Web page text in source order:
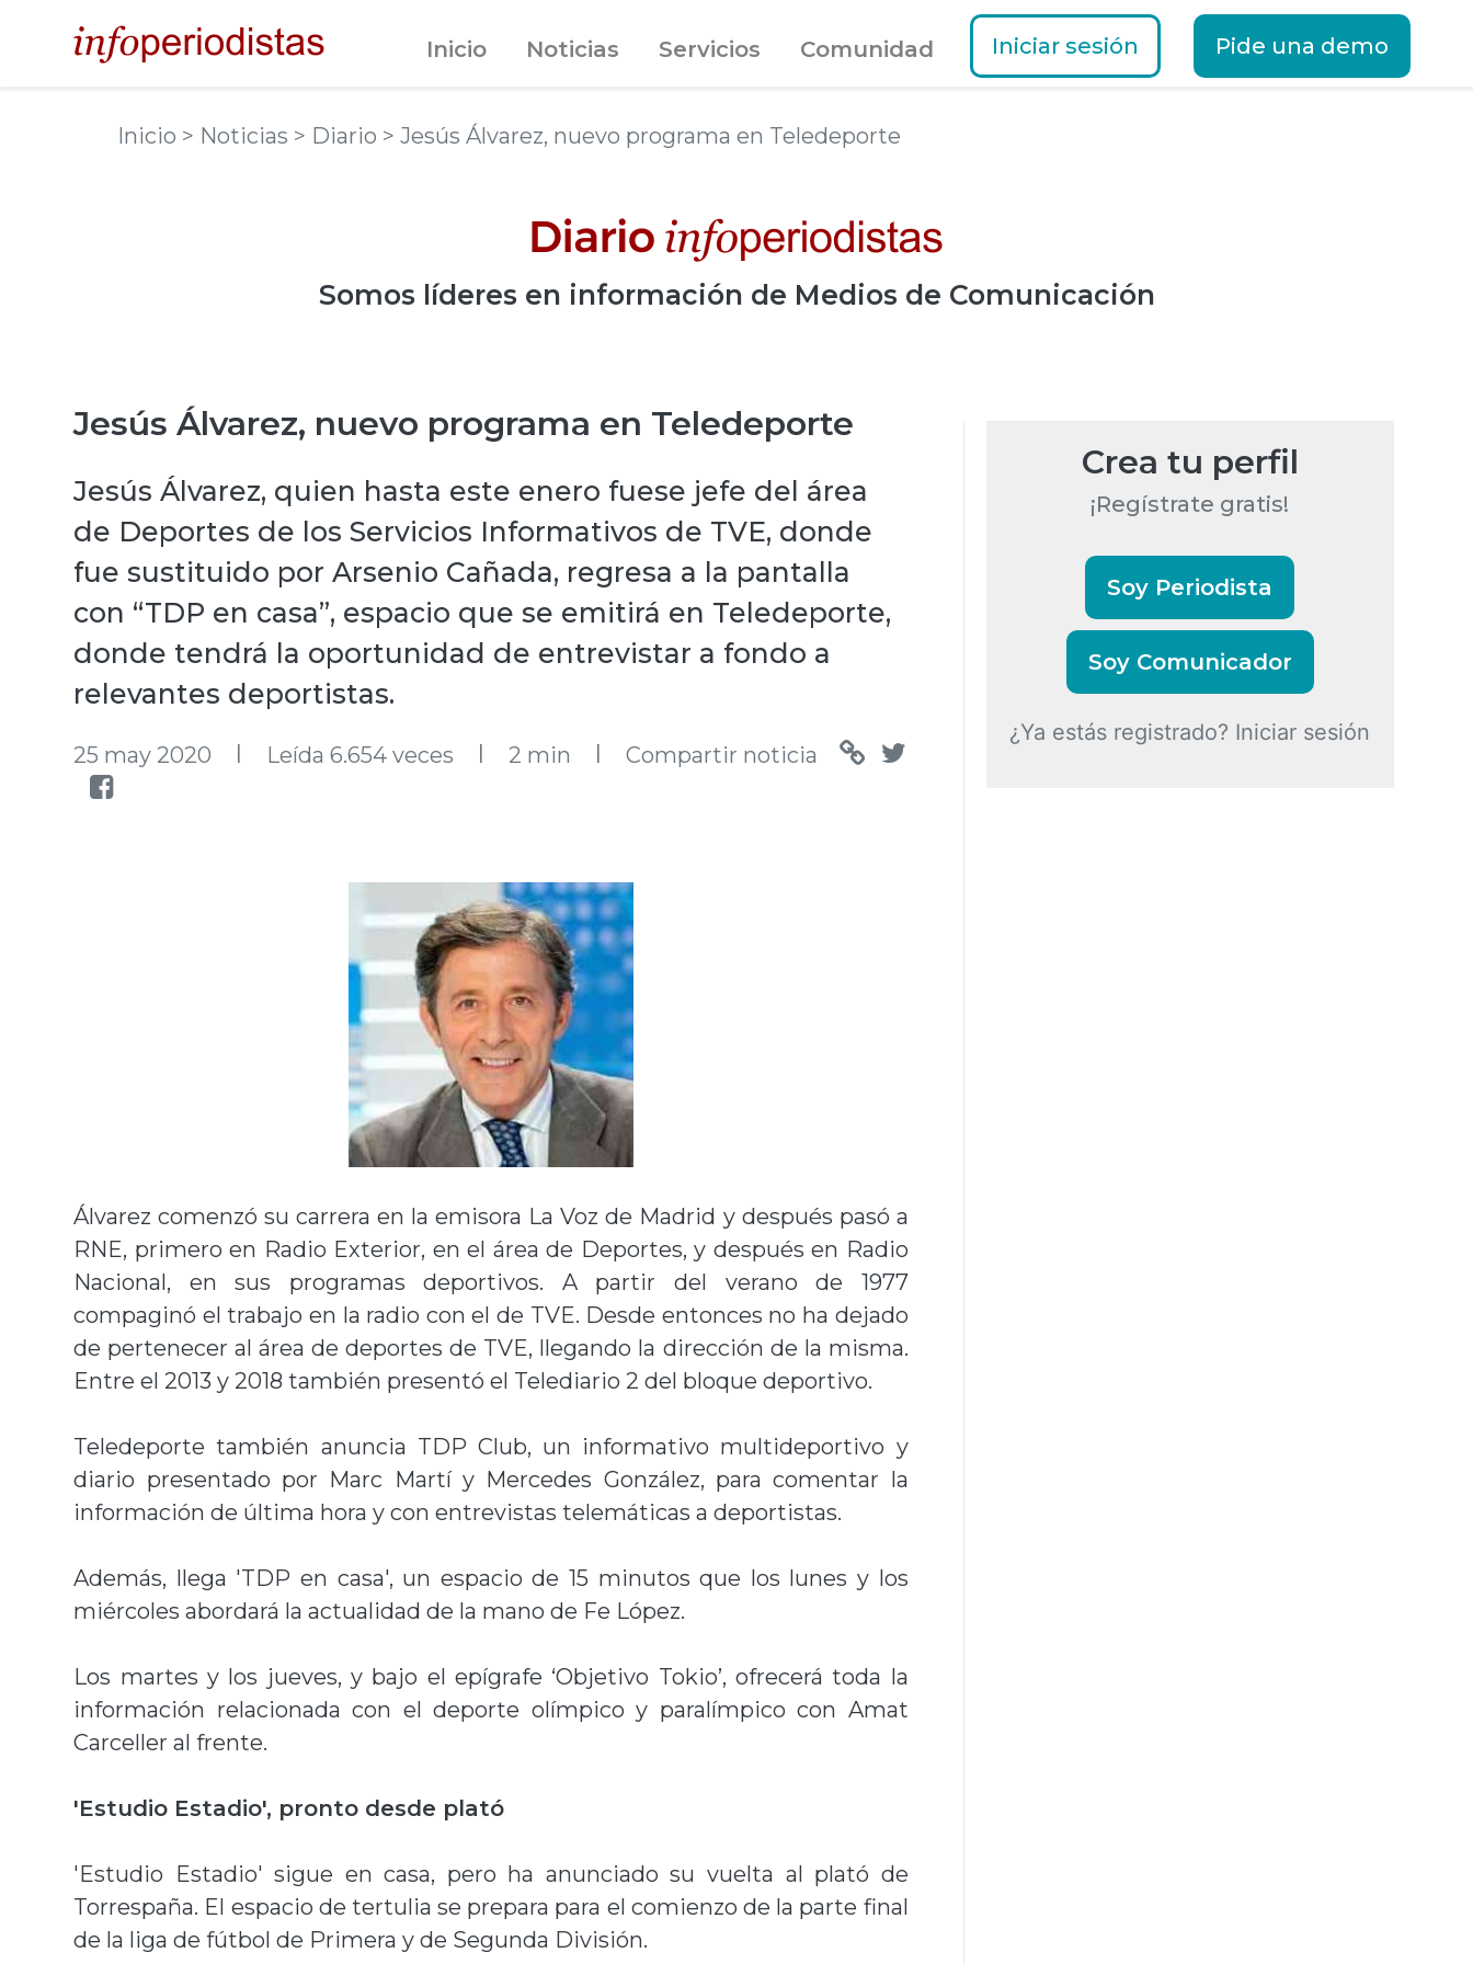
Inicio Noticias Servicios Comunidad Iniciar sesión Pide una demo
Inicio > Noticias > Diario > Jesús Álvarez, nuevo programa en Teledeporte
Somos líderes en información de Medios de Comunicación
Jesús Álvarez, nuevo programa en Teledeporte
Jesús Álvarez, quien hasta este enero fuese jefe del área
de Deportes de los Servicios Informativos de TVE, donde
fue sustituido por Arsenio Cañada, regresa a la pantalla
con “TDP en casa”, espacio que se emitirá en Teledeporte,
donde tendrá la oportunidad de entrevistar a fondo a
relevantes deportistas.
25 may 2020 Leída 6.654 veces 2 min Compartir noticia
Álvarez comenzó su carrera en la emisora La Voz de Madrid y después pasó a
RNE, primero en Radio Exterior, en el área de Deportes, y después en Radio
Nacional, en sus programas deportivos. A partir del verano de 1977
compaginó el trabajo en la radio con el de TVE. Desde entonces no ha dejado
de pertenecer al área de deportes de TVE, llegando la dirección de la misma.
Entre el 2013 y 2018 también presentó el Telediario 2 del bloque deportivo.
Teledeporte también anuncia TDP Club, un informativo multideportivo y
diario presentado por Marc Martí y Mercedes González, para comentar la
información de última hora y con entrevistas telemáticas a deportistas.
Además, llega 'TDP en casa', un espacio de 15 minutos que los lunes y los
miércoles abordará la actualidad de la mano de Fe López.
Los martes y los jueves, y bajo el epígrafe ‘Objetivo Tokio’, ofrecerá toda la
información relacionada con el deporte olímpico y paralímpico con Amat
Carceller al frente.
'Estudio Estadio', pronto desde plató
'Estudio Estadio' sigue en casa, pero ha anunciado su vuelta al plató de
Torrespaña. El espacio de tertulia se prepara para el comienzo de la parte final
de la liga de fútbol de Primera y de Segunda División.
Crea tu perfil
¡Regístrate gratis!
Soy Periodista
Soy Comunicador
¿Ya estás registrado? Iniciar sesión